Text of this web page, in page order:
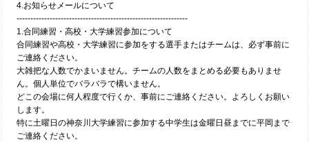
4.お知らせメールについて
--------------------------------------------------------------
1.合同練習・高校・大学練習参加について
合同練習や高校・大学練習に参加をする選手またはチームは、必ず事前に
ご連絡ください。
大雑把な人数でかまいません。チームの人数をまとめる必要もありませ
ん。個人単位でバラバラで構いません。
どこの会場に何人程度で行くか、事前にご連絡ください。よろしくお願い
します。
特に土曜日の神奈川大学練習に参加する中学生は金曜日昼までに平岡まで
ご連絡ください。